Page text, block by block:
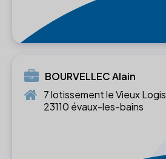
BOURVELLEC Alain
7 lotissement le Vieux Logis
23110 évaux-les-bains